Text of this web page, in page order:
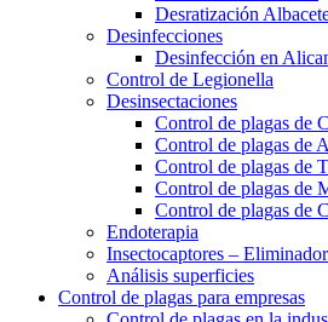
Desratización
Desinfecciones
Desinfección en
Control de Legionella
Desinsectaciones
Control de plagas de
Control de plagas de
Control de plagas de
Control de plagas de
Control de plagas de
Endoterapia
Insectocaptores –
Análisis superficies
Control de plagas para empresas